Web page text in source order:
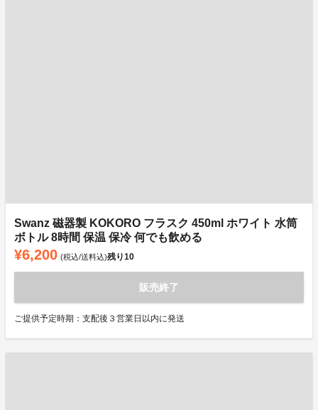
Swanz 磁器製 KOKORO フラスク 450ml ホワイト 水筒
ボトル 8時間 保温 保冷 何でも飲める
¥6,200 (税込/送料込)残り10
販売終了
ご提供予定時期：支配後３営業日以内に発送